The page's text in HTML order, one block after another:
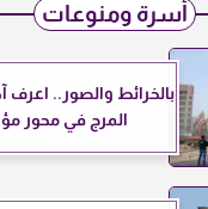
أسرة ومنوعات
بالخرائط والصور.. اعرف
المرج في محور